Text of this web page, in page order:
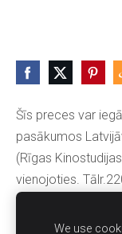
Šīs preces var
pasākumos
(Rīgas
vienojoties.
We use